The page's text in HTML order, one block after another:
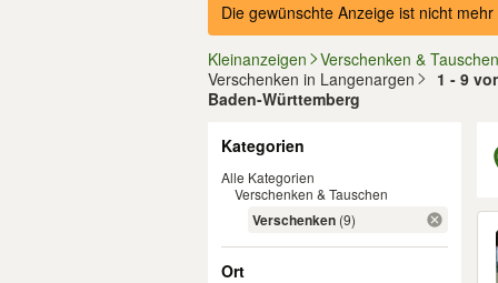
Die gewünschte Anzeige ist nicht
Kleinanzeigen
Verschenken & Tauschen
Verschenken in Langenargen
1 - 9
Baden-Württemberg
Kategorien
Alle Kategorien
Verschenken & Tauschen
Verschenken (9)
Ort